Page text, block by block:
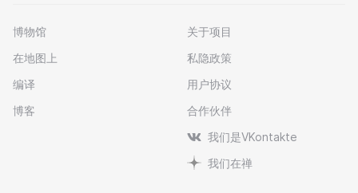
博物馆
在地图上
编译
博客
关于项目
私隐政策
用户协议
合作伙伴
我们是VKontakte
我们在禅